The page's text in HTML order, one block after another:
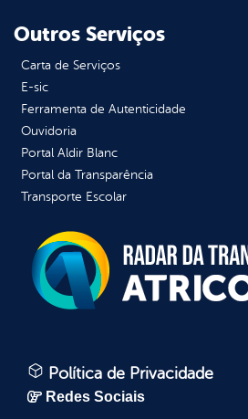
Outros Serviços
Carta de Serviços
E-sic
Ferramenta de Autenticidade
Ouvidoria
Portal Aldir Blanc
Portal da Transparência
Transporte Escolar
Política de Privacidade
Redes Sociais